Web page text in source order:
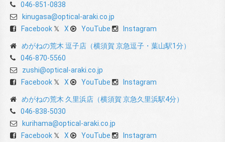
046-851-0838
kinugasa@optical-araki.co.jp
Facebook
X YouTube Instagram
めがねの荒木 逗子店（横須賀 京急逗子・葉山駅1分）
046-870-5560
zushi@optical-araki.co.jp
Facebook
X YouTube Instagram
めがねの荒木 久里浜店（横須賀 京急久里浜駅4分）
046-838-5030
kurihama@optical-araki.co.jp
Facebook
X YouTube Instagram